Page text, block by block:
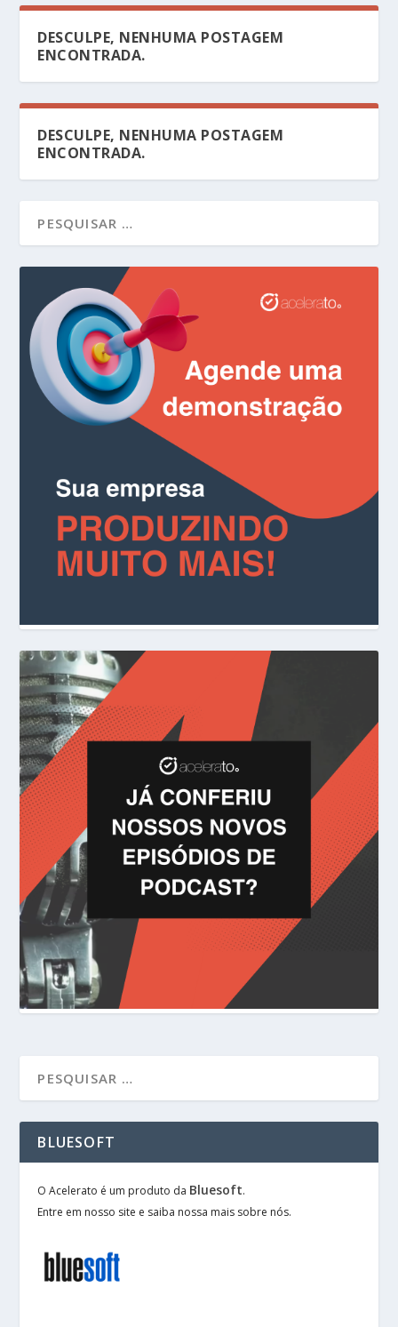
DESCULPE, NENHUMA POSTAGEM
ENCONTRADA.
DESCULPE, NENHUMA POSTAGEM
ENCONTRADA.
BLUESOFT
O Acelerato é um produto da Bluesoft.
Entre em nosso site e saiba nossa mais sobre nós.